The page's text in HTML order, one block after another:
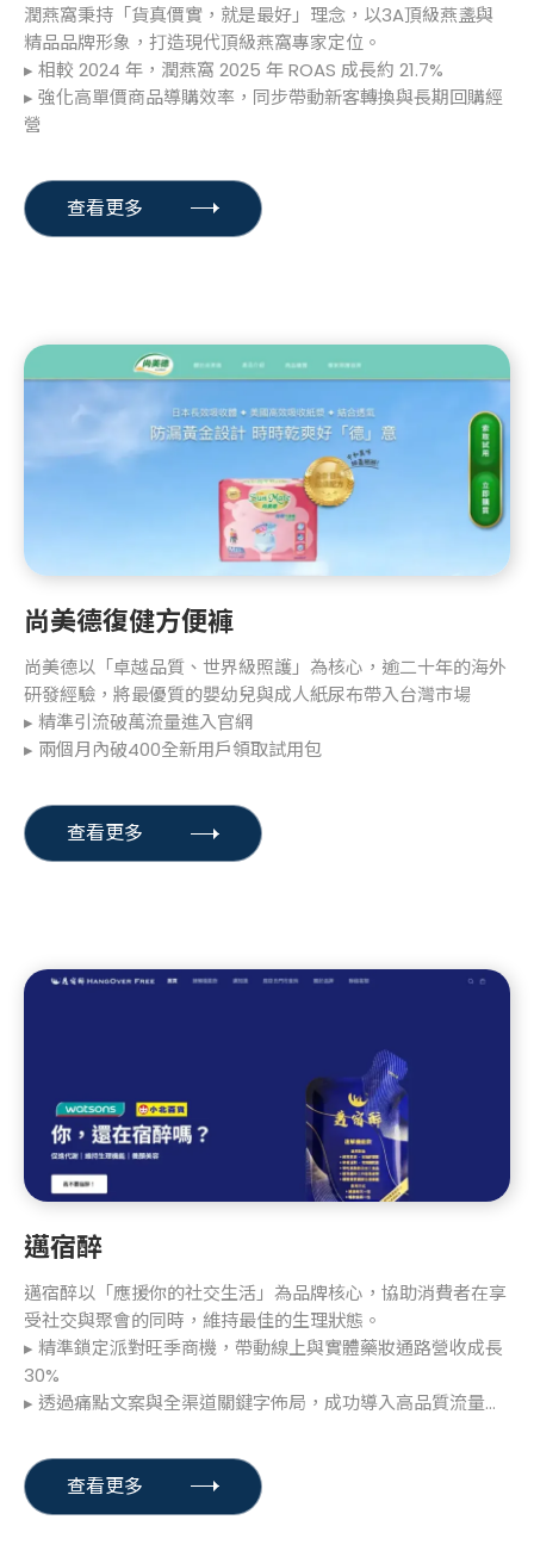
潤燕窩秉持「貨真價實，就是最好」理念，以3A頂級燕盞與
精品品牌形象，打造現代頂級燕窩專家定位。
▸ 相較 2024 年，潤燕窩 2025 年 ROAS 成長約 21.7%
▸ 強化高單價商品導購效率，同步帶動新客轉換與長期回購經
營
查看更多
尚美德復健方便褲
尚美德以「卓越品質、世界級照護」為核心，逾二十年的海外
研發經驗，將最優質的嬰幼兒與成人紙尿布帶入台灣市場
▸ 精準引流破萬流量進入官網
▸ 兩個月內破400全新用戶領取試用包
查看更多
邁宿醉
邁宿醉以「應援你的社交生活」為品牌核心，協助消費者在享
受社交與聚會的同時，維持最佳的生理狀態。
▸ 精準鎖定派對旺季商機，帶動線上與實體藥妝通路營收成長
30%
▸ 透過痛點文案與全渠道關鍵字佈局，成功導入高品質流量，
查看更多